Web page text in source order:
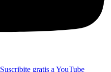
Suscribite gratis a YouTube